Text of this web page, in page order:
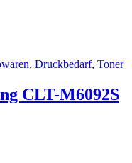
, Druckbedarf, Toner
CLT-M6092S